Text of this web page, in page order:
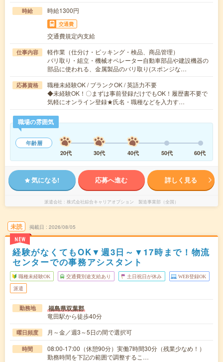
時給 時給1300円
交通費
交通費規定内支給
仕事内容
軽作業（仕分け・ピッキング・検品、商品管理）
バリ取り・組立・機械オペレーター自動車部品や建設機器の
部品に使われる、金属製品のバリ取り(スポンジな…
応募資格
職種未経験OK / ブランクOK / 英語力不要
◆未経験OK！〇まずは事前登録だけでもOK！履歴書不要で
気軽にオンライン登録★氏名・職種などを入力す…
職場の雰囲気
年齢層
20代
30代 40代 50代 60代
気になる! 応募へ進む 詳しく見る
派遣会社 株式会社綜合キャリアオプション 製造事業部（全国）
未読
NEW
掲載日 2026/08/05
経験がなくてもOK▼週3日～▼17時まで！物流
センターでの事務アシスタント
職種未経験OK 交通費別途支給あり 土日祝日が休み WEB登録OK
派遣
勤務地 福島県双葉郡
竜田駅から徒歩40分
曜日頻度 月～金／週3～5日の間で選択可
時間
08:00-17:00（休憩90分）実働7時間30分（残業少なめ！）
勤務時間を下記の範囲で調整するこ…